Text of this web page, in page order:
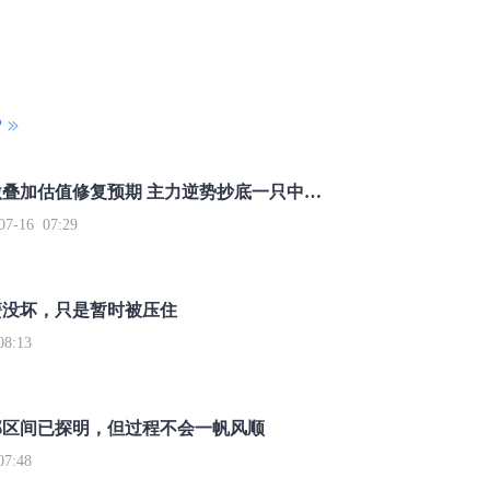
重磅利好刺激叠加估值修复预期 主力逆势抄底一只中药龙头股
16 07:29
坏，只是暂时被压住
间已探明，但过程不会一帆风顺